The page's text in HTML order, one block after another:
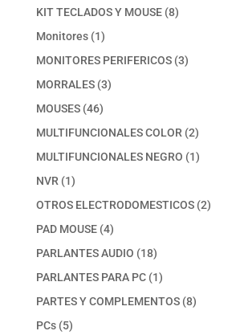
KIT TECLADOS Y MOUSE 88
Monitores 11
producto
MONITORES PERIFERICOS 33
MORRALES 33
MOUSES 4646
productos
MULTIFUNCIONALES COLOR 22
productos
MULTIFUNCIONALES NEGRO 11
NVR 11
producto
OTROS ELECTRODOMESTICOS 22
PAD MOUSE 44
productos
PARLANTES AUDIO 1818
productos
PARLANTES PARA PC 11
producto
PARTES Y COMPLEMENTOS 88
PCs 55